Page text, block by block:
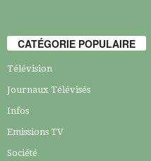
CATÉGORIE POPULAIRE
Télévision
Journaux Télévisés
Infos
Emissions TV
Société